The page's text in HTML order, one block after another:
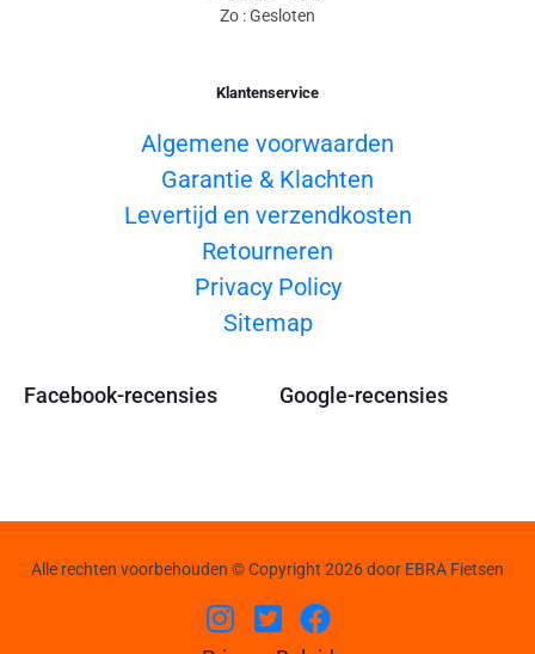
Zo : Gesloten
Klantenservice
Algemene voorwaarden
Garantie & Klachten
Levertijd en verzendkosten
Retourneren
Privacy Policy
Sitemap
Facebook-recensies Google-recensies
Alle rechten voorbehouden © Copyright 2026 door EBRA Fietsen